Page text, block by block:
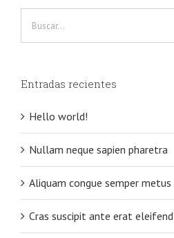
Entradas recientes
Hello world!
Nullam neque sapien pharetra
Aliquam congue semper metus
Cras suscipit ante erat eleifend